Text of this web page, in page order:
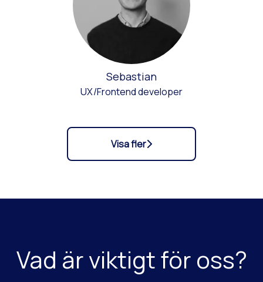
Sebastian
UX/Frontend developer
Visa fler
Vad är viktigt för oss?